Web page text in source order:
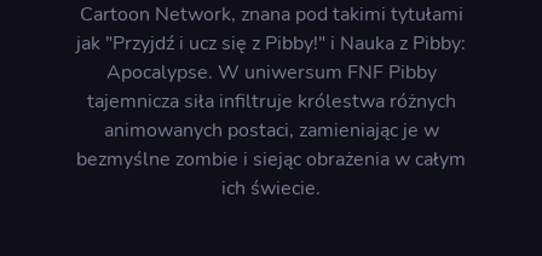
Cartoon Network, znana pod takimi tytułami
jak "Przyjdź i ucz się z Pibby!" i Nauka z Pibby:
Apocalypse. W uniwersum FNF Pibby
tajemnicza siła infiltruje królestwa różnych
animowanych postaci, zamieniając je w
bezmyślne zombie i siejąc obrażenia w całym
ich świecie.